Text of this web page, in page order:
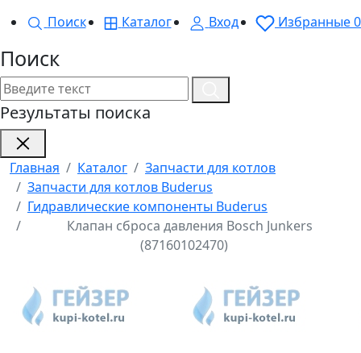
Поиск
Каталог Вход Избранные0
Поиск
Результаты поиска
Главная Каталог
Запчасти для котлов
Запчасти для котлов Buderus
Гидравлические компоненты Buderus
Клапан сброса давления Bosch Junkers
(87160102470)